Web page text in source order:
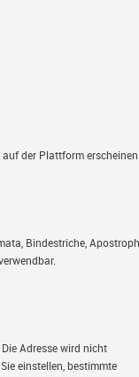
der Plattform erscheinen.
Bindestriche,
Adresse wird nicht
einstellen, bestimmte